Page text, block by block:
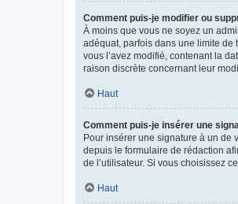
Comment puis-je modifier ou
À moins que vous ne soyez un
adéquat, parfois dans une limite de
vous l’avez modifié, contenant la
raison discrète concernant leur
Haut
Comment puis-je insérer une
Pour insérer une signature à un de
depuis le formulaire de rédaction
de l’utilisateur. Si vous choisissez
Haut